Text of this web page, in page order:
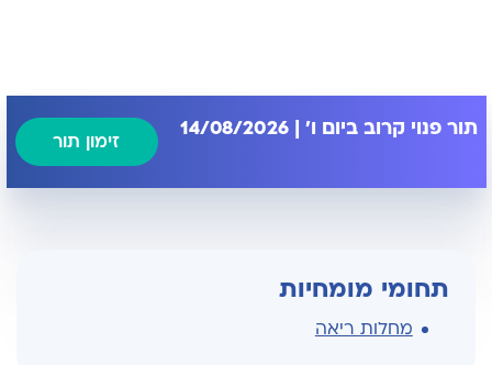
תור פנוי קרוב ביום ו' | 14/08/2026
זימון תור
תחומי מומחיות
מחלות ריאה